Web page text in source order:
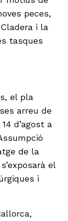
peces,
i la
tasques
el pla
arreu de
d’agost a
de la
el
i